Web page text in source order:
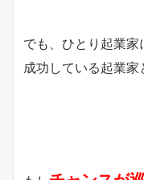
でも、ひとり起業
成功している起業家